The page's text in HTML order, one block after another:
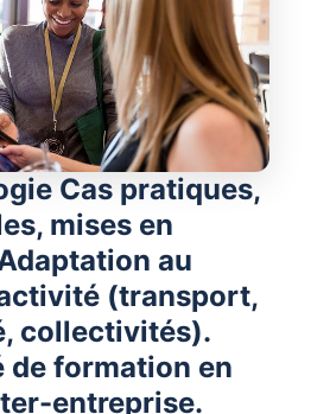
Cas pratiques,
mises en
au
(transport,
collectivités).
de formation en
entreprise.